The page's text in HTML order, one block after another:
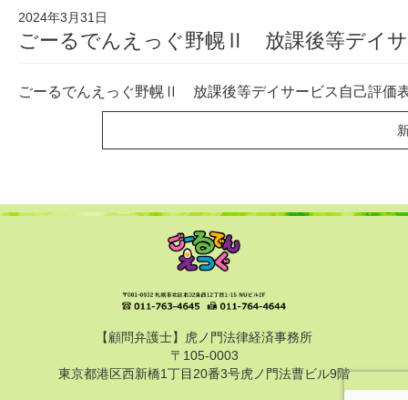
2024年3月31日
ごーるでんえっぐ野幌Ⅱ 放課後等デイサ
ごーるでんえっぐ野幌Ⅱ 放課後等デイサービス自己評価
【顧問弁護士】虎ノ門法律経済事務所
〒105-0003
東京都港区西新橋1丁目20番3号虎ノ門法曹ビル9階